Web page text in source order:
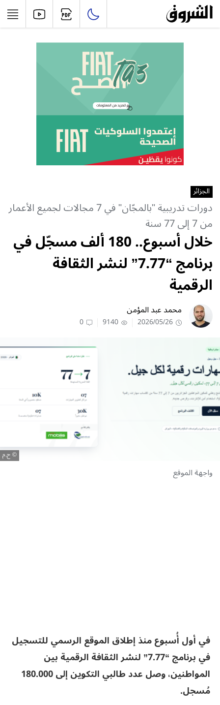
الجزائر
دورات تدريبية "بالمجّان" في 7 مجالات لجميع الأعمار
من 7 إلى 77 سنة
خلال أسبوع.. 180 ألف مسجّل في
برنامج “7.77” لنشر الثقافة
الرقمية
محمد عبد المؤمن
2026/05/26
9140
0
ح.م
واجهة الموقع
في أول أُسبوع منذ إطلاق الموقع الرسمي للتسجيل
في برنامج “7.77” لنشر الثقافة الرقمية بين
المواطنين، وصل عدد طالبي التكوين إلى 180.000
مُسجل.